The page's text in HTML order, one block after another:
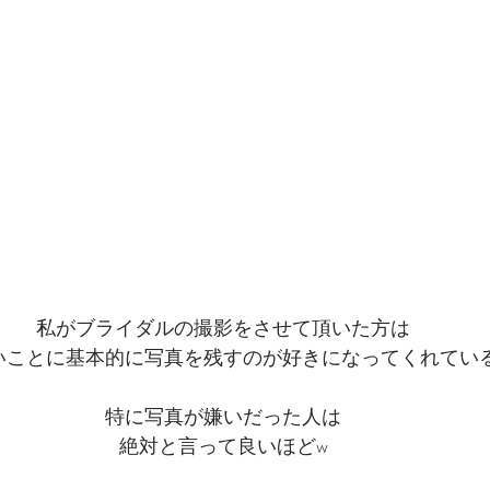
私がブライダルの撮影をさせて頂いた方は
ことに基本的に写真を残すのが好きになってくれてい
特に写真が嫌いだった人は
絶対と言って良いほどw